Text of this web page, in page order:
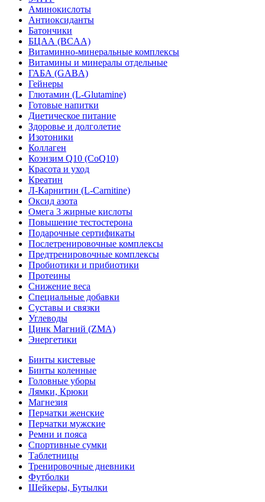
Аминокислоты
Антиоксиданты
Батончики
БЦАА (BCAA)
Витаминно-минеральные комплексы
Витамины и минералы отдельные
ГАБА (GABA)
Гейнеры
Глютамин (L-Glutamine)
Готовые напитки
Диетическое питание
Здоровье и долголетие
Изотоники
Коллаген
Коэнзим Q10 (CoQ10)
Красота и уход
Креатин
Л-Карнитин (L-Сarnitine)
Оксид азота
Омега 3 жирные кислоты
Повышение тестостерона
Подарочные сертификаты
Послетренировочные комплексы
Предтренировочные комплексы
Пробиотики и прибиотики
Протеины
Снижение веса
Специальные добавки
Суставы и связки
Углеводы
Цинк Магний (ZMA)
Энергетики
Бинты кистевые
Бинты коленные
Головные уборы
Лямки, Крюки
Магнезия
Перчатки женские
Перчатки мужские
Ремни и пояса
Спортивные сумки
Таблетницы
Тренировочные дневники
Футболки
Шейкеры, Бутылки